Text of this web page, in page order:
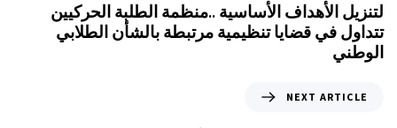
لتنزيل الأهداف الأساسية ..منظمة الطلبة الحركيين
تتداول في قضايا تنظيمية مرتبطة بالشأن الطلابي
الوطني
NEXT ARTICLE